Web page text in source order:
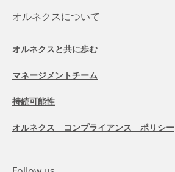
オルネクスについて
オルネクスと共に歩む
マネージメントチーム
持続可能性
オルネクス コンプライアンス ポリシー